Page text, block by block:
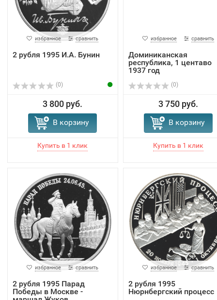
избранное сравнить
2 рубля 1995 И.А. Бунин
(0)
3 800 руб.
В корзину
избранное сравнить
Доминиканская
республика, 1 центаво
1937 год
(0)
3 750 руб.
В корзину
избранное сравнить
2 рубля 1995 Парад
Победы в Москве -
избранное сравнить
2 рубля 1995
Нюрнбергский процесс